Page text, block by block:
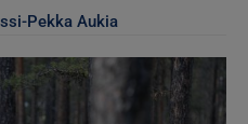
Pekka Aukia